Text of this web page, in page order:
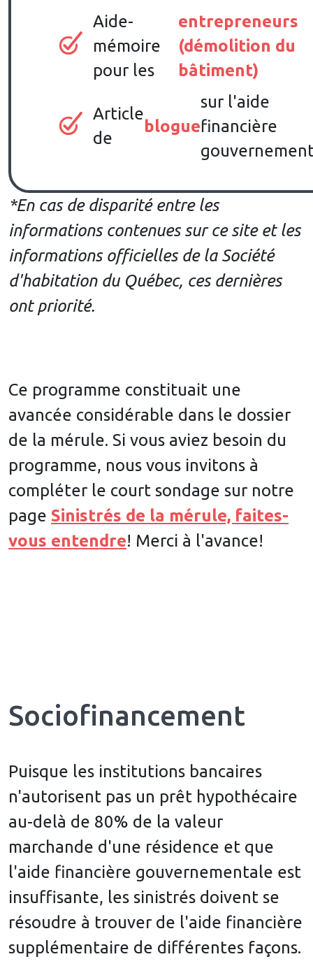
Aide-
mémoire
pour les
entrepreneurs
(démolition du
bâtiment)
Article
de
blogue
sur l'aide
financière
*En cas de disparité entre les
informations contenues sur ce site et les
informations officielles de la Société
d'habitation du Québec, ces dernières
ont priorité.
Ce programme constituait une
avancée considérable dans le dossier
de la mérule. Si vous aviez besoin du
programme, nous vous invitons à
compléter le court sondage sur notre
page Sinistrés de la mérule, faites-
vous entendre! Merci à l'avance!
Sociofinancement
Puisque les institutions bancaires
n'autorisent pas un prêt hypothécaire
au-delà de 80% de la valeur
marchande d'une résidence et que
l'aide financière gouvernementale est
insuffisante, les sinistrés doivent se
résoudre à trouver de l'aide financière
supplémentaire de différentes façons.